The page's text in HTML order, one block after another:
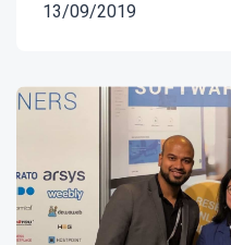
13/09/2019